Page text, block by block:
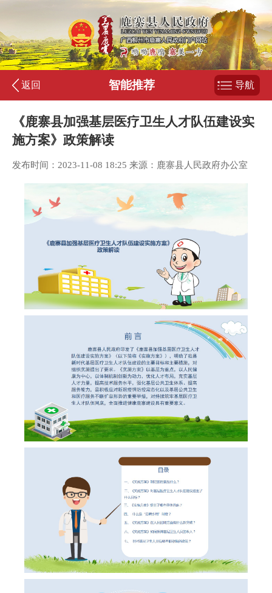
返回 智能推荐 导航
《鹿寨县加强基层医疗卫生人才队伍建设实
施方案》政策解读
发布时间：2023-11-08 18:25 来源：鹿寨县人民政府办公室